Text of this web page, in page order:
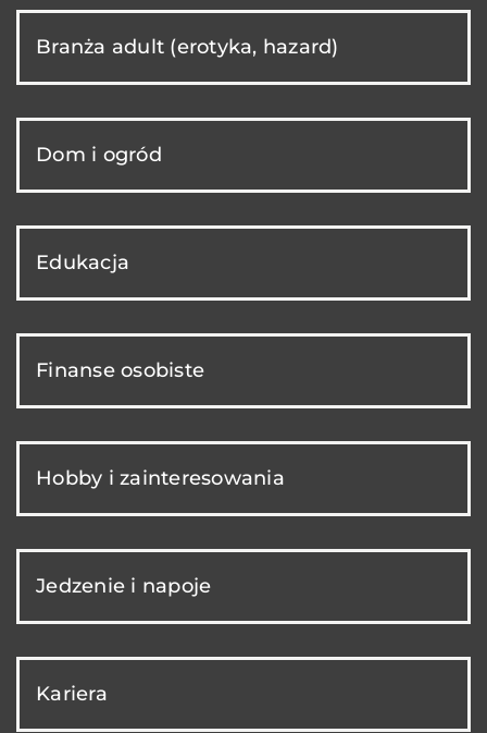
Branża adult (erotyka, hazard)
Dom i ogród
Edukacja
Finanse osobiste
Hobby i zainteresowania
Jedzenie i napoje
Kariera